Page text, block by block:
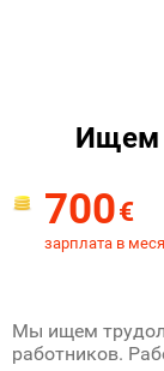
Ищем
700€
зарплата в
Мы ищем
работников.